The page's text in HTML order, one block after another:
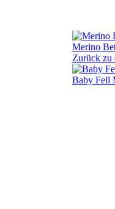
Merino
Zurück zu
Baby Fell